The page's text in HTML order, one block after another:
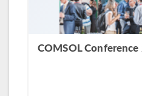
COMSOL